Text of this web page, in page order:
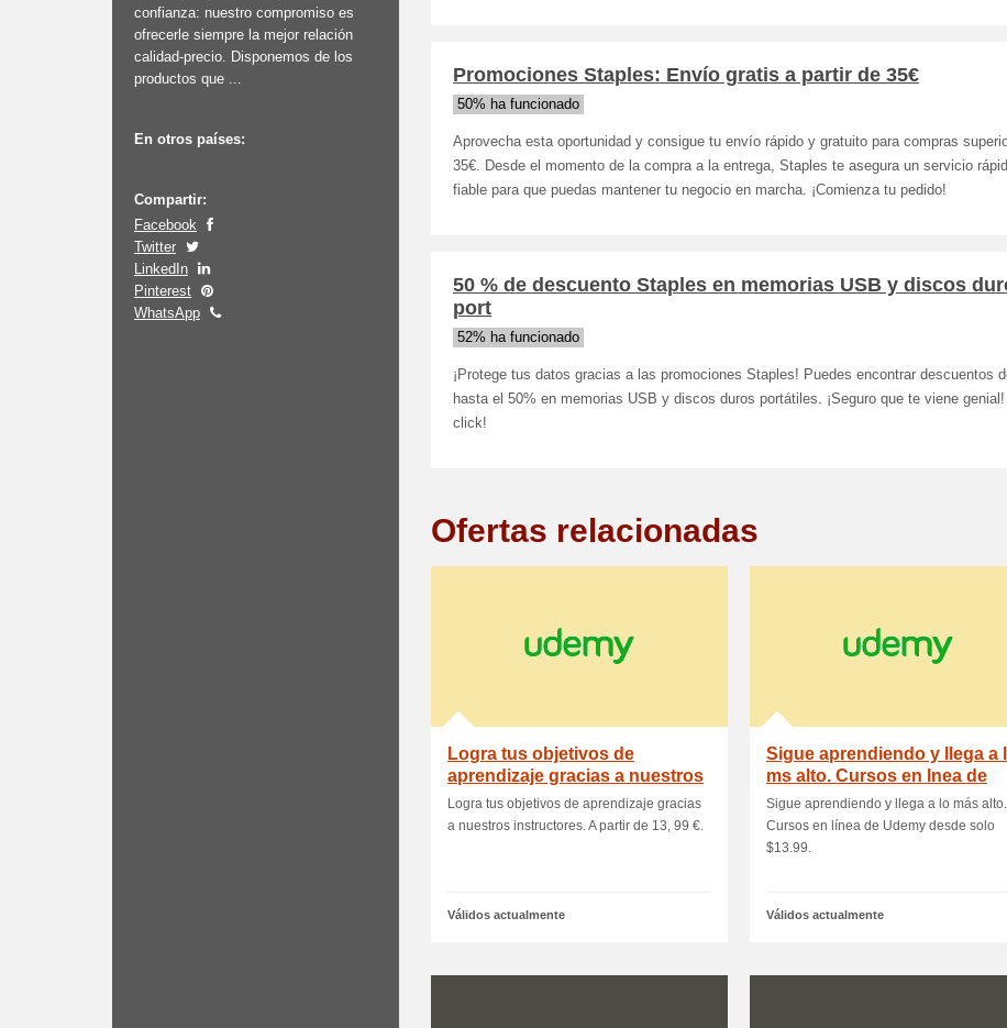
confianza: nuestro compromiso es
ofrecerle siempre la mejor relación
calidad-precio. Disponemos de los
productos que ...
En otros países:
Compartir:
Facebook
Twitter
LinkedIn
Pinterest
WhatsApp
Promociones Staples: Envío gratis a partir de 35€
50% ha funcionado
Aprovecha esta oportunidad y consigue tu envío rápido y gratuito para compras
35€. Desde el momento de la compra a la entrega, Staples te asegura un servicio
fiable para que puedas mantener tu negocio en marcha. ¡Comienza tu pedido!
50 % de descuento Staples en memorias USB y discos
port
52% ha funcionado
¡Protege tus datos gracias a las promociones Staples! Puedes encontrar descuentos
hasta el 50% en memorias USB y discos duros portátiles. ¡Seguro que te viene genial!
click!
Ofertas relacionadas
Logra tus objetivos de
aprendizaje gracias a nuestros
instructores.
Logra tus objetivos de aprendizaje gracias
a nuestros instructores. A partir de 13, 99 €.
Válidos actualmente
Sigue aprendiendo y llega a
ms alto. Cursos en lnea de
Udemy d.
Sigue aprendiendo y llega a lo más alto.
Cursos en línea de Udemy desde solo
$13.99.
Válidos actualmente